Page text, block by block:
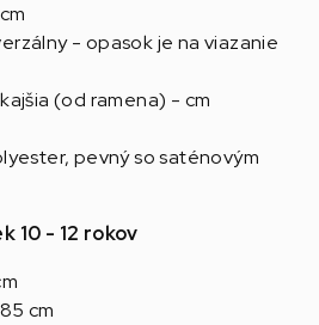
- opasok je na viazanie
(od ramena) - cm
pevný so saténovým
10 - 12 rokov
cm